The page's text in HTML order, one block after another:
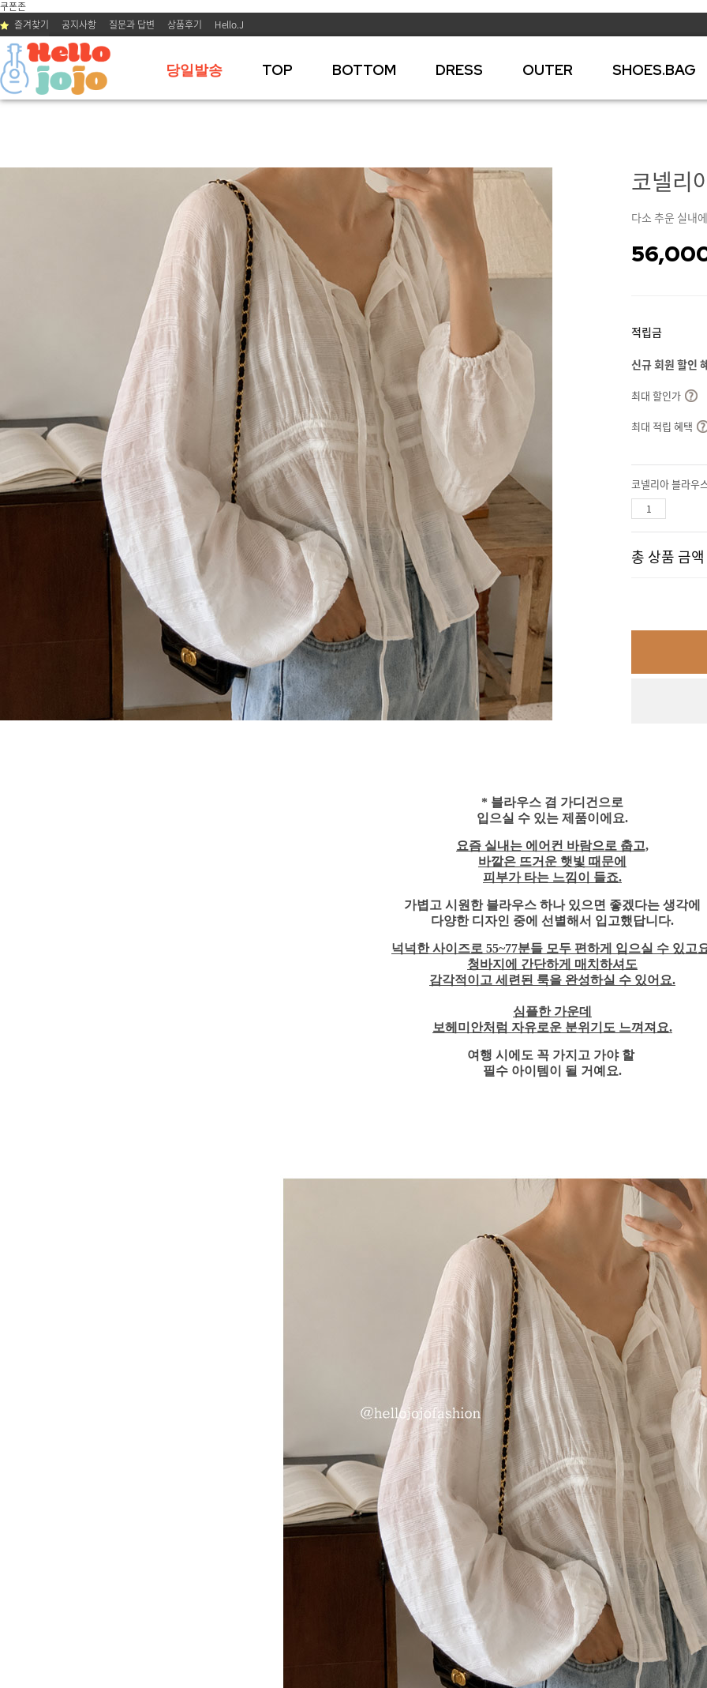
쿠폰존
즐겨찾기
공지사항 질문과 답변 상품후기 Hello.J
당일발송 TOP BOTTOM DRESS OUTER SHOES.BAG
코넬리
다소 추운 실내
적립금
신규 회원 할인
최대 할인가
최대 적립 혜택
코넬리아 블라우
총 상품 금액
* 블라우스 겸 가디건으로
입으실 수 있는 제품이에요.
요즘 실내는 에어컨 바람으로 춥고,
바깥은 뜨거운 햇빛 때문에
피부가 타는 느낌이 들죠.
가볍고 시원한 블라우스 하나 있으면 좋겠다는 생각에
다양한 디자인 중에 선별해서 입고했답니다.
넉넉한 사이즈로 55~77분들 모두 편하게 입으실 수 있고
청바지에 간단하게 매치하셔도
감각적이고 세련된 룩을 완성하실 수 있어요.
심플한 가운데
보헤미안처럼 자유로운 분위기도 느껴져요.
여행 시에도 꼭 가지고 가야 할
필수 아이템이 될 거예요.